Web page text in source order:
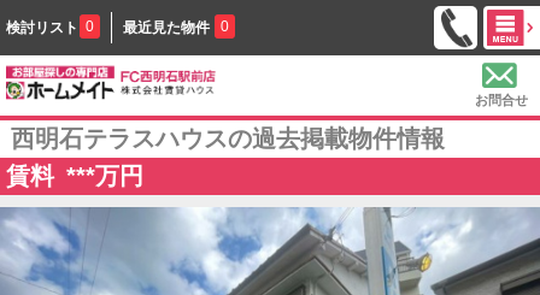
検討リスト 0 最近見た物件 0
お問合せ
西明石テラスハウスの過去掲載物件情報
賃料 ***万円